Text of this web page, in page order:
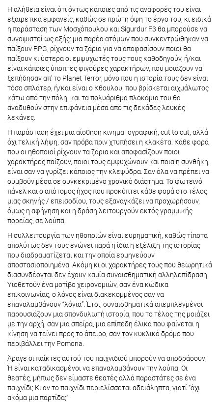
Η αλήθεια είναι ότι όντως κάποιες από τις αναφορές του είναι
εξαιρετικά εμφανείς, καθώς σε πρώτη όψη το έργο του, κι ειδικά
η παράσταση των Μοσχόπουλου και Sigurdur F3 θα μπορούσε να
συνοψιστεί ως εξής: μια παρέα ατόμων που συγκεντρώθηκαν να
παίξουν RPG, ρίχνουν τα ζάρια για να αποφασίσουν ποιοι θα
παίξουν κι ύστερα οι εμψυχωτές τους τους καθοδηγούν, ή/και
είναι κάποιες ύποπτες φιγούρες χαρακτήρων, που μοιάζουν να
ξεπήδησαν απ’ το Planet Terror, μόνο που η ιστορία τους δεν είναι
τόσο σπλάτερ, ή/και είναι ο Κθουλου, που βρίσκεται αιχμάλωτος
κάτω από την πόλη, και τα πολυάριθμα πλοκάμια του θα
αναδυθούν στην επιφάνεια μέσα από τις δεκάδες λευκές
λεκάνες.
Η παράσταση έχει μια αίσθηση κινηματογραφική, cut to cut, αλλά
όχι τελική λήψη, σαν πρόβα πριν χτυπήσει η κλακέτα. Κάθε φορά
που οι ηθοποιοί ρίχνουν τα ζάρια και αποφασίζουν ποιοι
χαρακτήρες παίζουν, ποιοι τους εμψυχώνουν και ποια η συνθήκη,
είναι σαν να γυρίζει κάποιος την κλεψύδρα. Σαν όλα να πρέπει να
συμβούν μέσα σε συγκεκριμένο χρονικό διάστημα. Το φωτεινό
πάνελ και ο απότομος ήχος που προκύπτει κάθε φορά στο τέλος
μιας σκηνής / επεισοδίου, τους εξαναγκάζει να προχωρήσουν,
όμως η αφήγηση και η δράση λειτουργούν εκτός γραμμικής
πορείας, σε λούπα.
Η συλλειτουργία των ηθοποιών είναι ευρηματική, καθώς τίποτα
απολύτως δεν τους ενώνει παρά η ίδια η εξέλιξη της ιστορίας
που διαδραματίζεται και την οποία ερμηνεύουν
αποστασιοποιημένα. Ακόμη κι οι χαρακτήρες τους που θεωρητικά
διασυνδέονται δεν έχουν καμία συναισθηματική αλληλεπίδραση.
Υιοθετούν ένα μοτίβο χειρονομιών, σαν ένα κώδικα
επικοινωνίας, ο λόγος είναι διακεκομμένος σαν να
επαναλαμβάνουν “λόγια”. Έτσι, συναισθηματικά απεμπλεγμένοι
παρουσιάζουν μια σπονδυλωτή ιστορία, που το τέλος της μοιάζει
με την αρχή, σαν μια σπείρα, μια επίπεδη έλικα που φαίνεται η
κίνηση να τείνει προς το άπειρο, σαν τον κυκλικό δρόμο που
περιβάλλει την Pomona.
Άραγε οι παίκτες αυτού του παιχνιδιού μπορούν να αποδράσουν;
Ή είναι καταδικασμένοι να επαναλαμβάνουν την λούπα; Οι
θεατές, μήπως δεν είμαστε θεατές αλλά παραστάτες σε ένα
παιχνίδι; Κι αν το παιχνίδι περιελίσσεται αδειάληπτα, γιατί “όχι
ακόμα μια παρτίδα;”